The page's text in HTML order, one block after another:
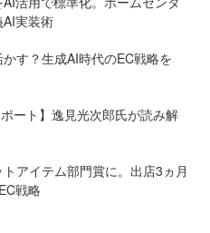
実装術
す？生成AI時代のEC戦略を
ート】逸見光次郎氏が読み解
アイテム部門賞に。出店3ヵ月
戦略